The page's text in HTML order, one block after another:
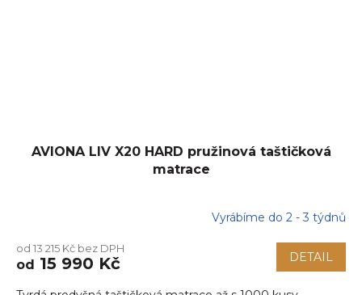
AVIONA LIV X20 HARD pružinová taštičková
matrace
produktu
je
Vyrábíme do 2 - 3 týdnů
od 13 215 Kč bez DPH
od 15 990 Kč DETAIL